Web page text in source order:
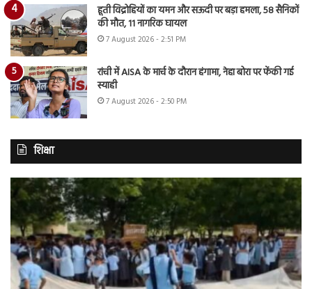
हूती विद्रोहियों का यमन और सऊदी पर बड़ा हमला, 58 सैनिकों
की मौत, 11 नागरिक घायल
7 August 2026 - 2:51 PM
रांची में AISA के मार्च के दौरान हंगामा, नेहा बोरा पर फेंकी गई
स्याही
7 August 2026 - 2:50 PM
शिक्षा